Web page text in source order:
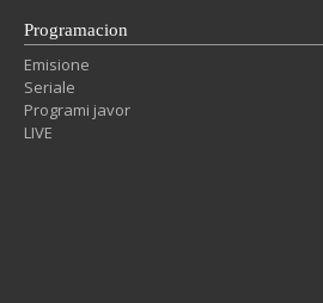
Programacion
Emisione
Seriale
Programi javor
LIVE